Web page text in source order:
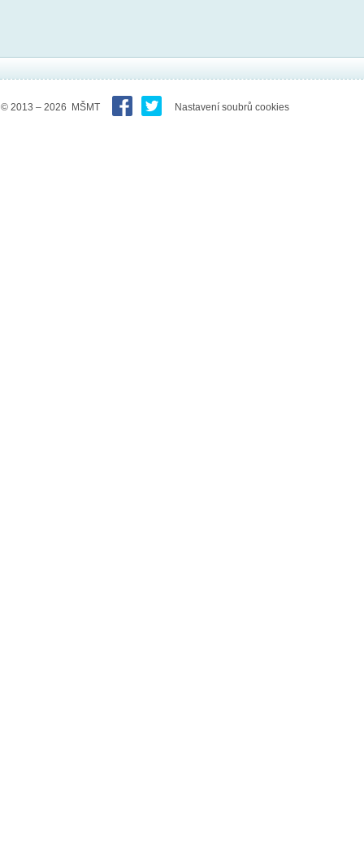
© 2013 – 2026 MŠMT Nastavení soubrů cookies